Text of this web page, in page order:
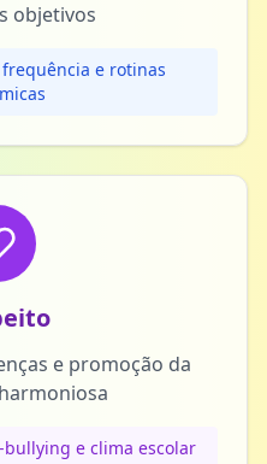
objetivos
e rotinas
e promoção da
bullying e clima escolar